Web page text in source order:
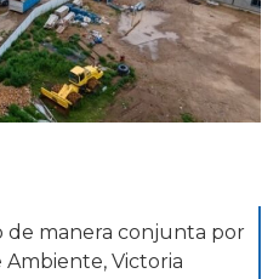
de manera conjunta por
Ambiente, Victoria